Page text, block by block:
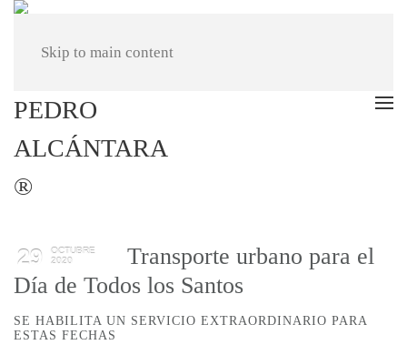
Skip to main content
29
OCTUBRE
2020
Transporte urbano para el
Día de Todos los Santos
SE HABILITA UN SERVICIO EXTRAORDINARIO PARA
ESTAS FECHAS